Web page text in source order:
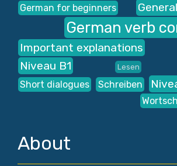
German for beginners
German verb
Important explanations
Lesen
Niveau B1
Schreiben
Short dialogues
About